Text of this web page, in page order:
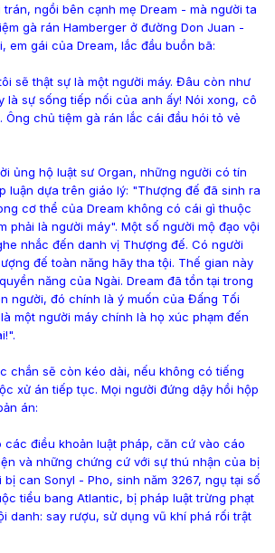
ngồi bên cạnh mẹ Dream - mà người ta
gà rán Hamberger ở đường Don Juan -
em gái của Dream, lắc đầu buồn bã:
sẽ thật sự là một người máy. Đâu còn như
là sự sống tiếp nối của anh ấy! Nói xong, cô
Ông chủ tiệm gà rán lắc cái đầu hói tỏ vẻ
ủng hộ luật sư Organ, những người có tín
luận dựa trên giáo lý: "Thượng đế đã sinh ra
cơ thể của Dream không có cái gì thuộc
phải là người máy". Một số người mộ đạo vội
nhắc đến danh vị Thượng đế. Có người
đế toàn năng hãy tha tội. Thế gian này
năng của Ngài. Dream đã tồn tại trong
người, đó chính là ý muốn của Đấng Tối
một người máy chính là họ xúc phạm đến
chắn sẽ còn kéo dài, nếu không có tiếng
xử án tiếp tục. Mọi người đứng dậy hồi hộp
án:
các điều khoản luật pháp, căn cứ vào cáo
và những chứng cứ với sự thú nhận của bị
can Sonyl - Pho, sinh năm 3267, ngụ tại số
tiểu bang Atlantic, bị pháp luật trừng phạt
danh: say rượu, sử dụng vũ khí phá rối trật